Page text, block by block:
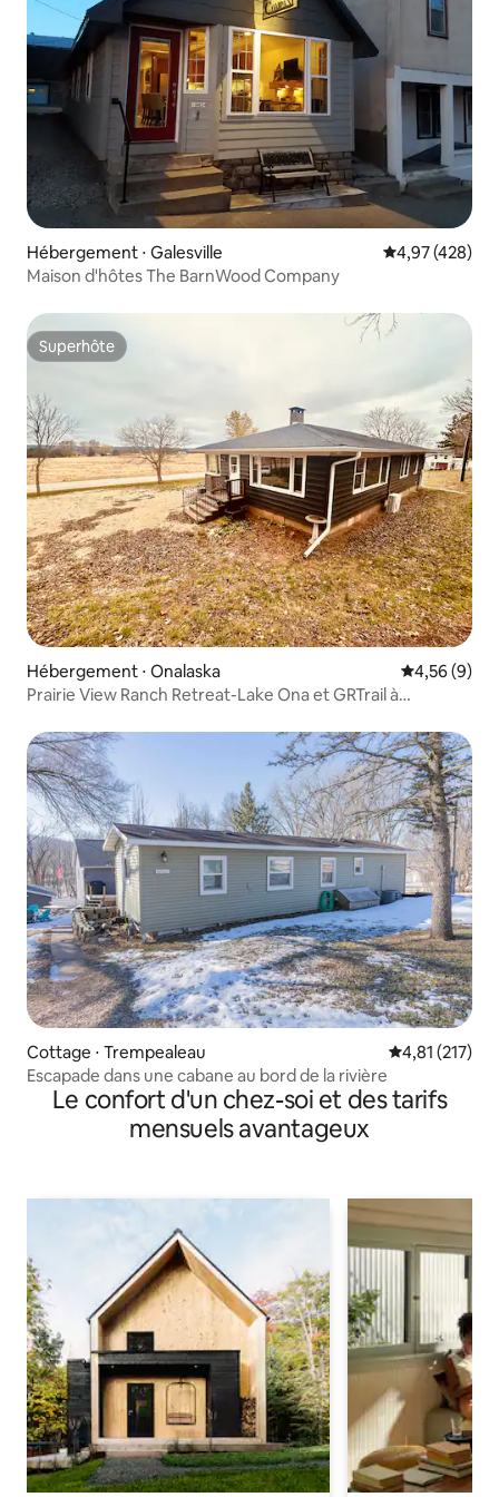
Hébergement ⋅ Galesville Évaluation
4,97 (428)
Maison d'hôtes The BarnWood Company
Superhôte
Superhôte
Hébergement ⋅ Onalaska Évaluation
4,56 (9)
Prairie View Ranch Retreat-Lake Ona et GRTrail à
Cottage ⋅ Trempealeau Évaluation
4,81 (217)
Escapade dans une cabane au bord de la rivière
Le confort d'un chez-soi et des tarifs
mensuels avantageux